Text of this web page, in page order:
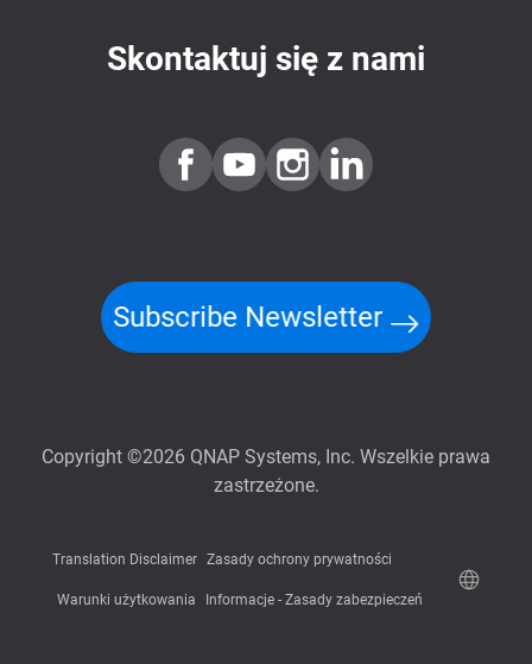
Skontaktuj się z nami
Subscribe Newsletter
Copyright ©2026 QNAP Systems, Inc. Wszelkie prawa
zastrzeżone.
Translation Disclaimer Zasady ochrony prywatności
Warunki użytkowania Informacje - Zasady zabezpieczeń